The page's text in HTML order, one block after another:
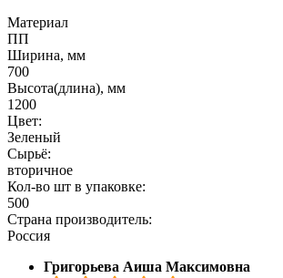
Материал
ПП
Ширина, мм
700
Высота(длина), мм
1200
Цвет:
Зеленый
Сырьё:
вторичное
Кол-во шт в упаковке:
500
Страна производитель:
Россия
Григорьева Аиша Максимовна